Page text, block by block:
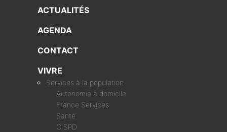
ACTUALITÉS
AGENDA
CONTACT
VIVRE
Services à la population
Autonomie à domicile
France Services
Santé
CISPD